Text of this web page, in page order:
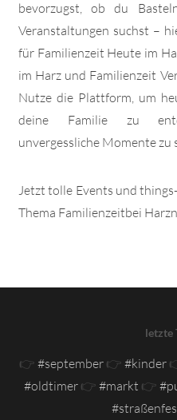
bevorzugst, ob du
Veranstaltungen suchst –
für Familienzeit Heute im
im Harz und Familienzeit
Nutze die Plattform, um
deine Familie zu
unvergessliche Momente zu
Jetzt tolle Events und
Thema Familienzeitbei
letzte
👉 #september👉 #kinder
#oldtimer👉 #markt 👉